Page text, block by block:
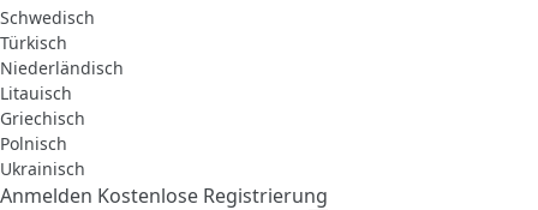
Schwedisch
Türkisch
Niederländisch
Litauisch
Griechisch
Polnisch
Ukrainisch
Anmelden Kostenlose Registrierung